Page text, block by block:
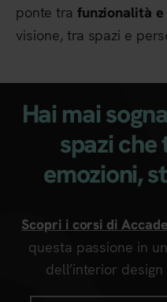
ponte tra funzionalità e
visione, tra spazi e
Hai mai
spazi
emozioni,
Scopri i corsi di
questa passione in
dell’interior